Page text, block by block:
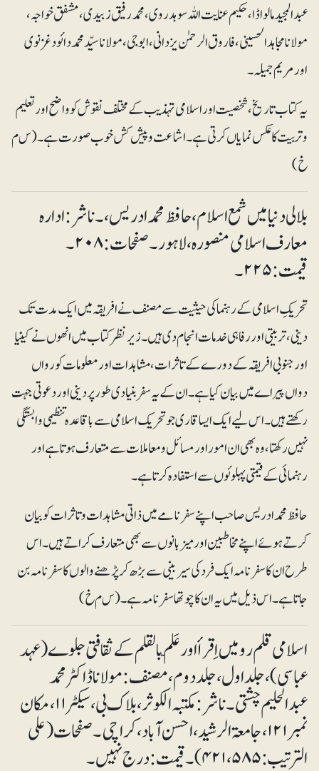
عبدالمجید مالواڈا، حکیم عنایت اللہ سوہدروی، محمد رفیق زبیدی، مشفق خواجہ،
مولانا مجاہد الحسینی، فاروق الرحمٰن یزدانی، ابوجی، مولانا سیّد محمد دائود غزنوی
اور مریم جمیلہ۔
یہ کتاب تاریخ، شخصیت اور اسلامی تہذیب کے مختلف نقوش کو واضح اور تعلیم
و تربیت کا عکس نمایاں کرتی ہے۔ اشاعت و پیش کش خوب صورت ہے۔ (س م
خ )
بلالی دنیا میں شمع اسلام، حافظ محمد ادریس ،۔ناشر: ادارہ
معارف اسلامی منصورہ ،لاہور۔ صفحات : ۲۰۸۔
قیمت:۲۲۵۔
تحریکِ اسلامی کے رہنما کی حیثیت سے مصنف نے افریقہ میں ایک مدت تک
دینی، تربیتی اور رفاہی خدمات انجام دی ہیں۔ زیرنظر کتاب میں انھوں نے کینیا
اور جنوبی افریقہ کے دورے کے تاثرات ، مشاہدات اور معلومات کو رواں
دواں پیراے میں بیان کیا ہے۔ ان کے یہ سفر بنیادی طور پر دینی اوردعوتی جہت
رکھتے ہیں۔ اس لیے ایک ایسا قاری جو تحریک اسلامی سے باقاعدہ تنظیمی وابستگی
نہیں رکھتا،وہ بھی ان امور اور مسائل ومعاملات سے متعارف ہوتا ہے اور
رہنمائی کے قیمتی پہلوئوں سے استفادہ کرتا ہے۔
حافظ محمد ادریس صاحب اپنے سفر نامے میں ذاتی مشاہدات وتاثرات کوبیان
کرتے ہوئے اپنے مخاطبین اورمیز بانوں سے بھی متعارف کراتے ہیں۔ اس
طرح ان کا سفر نامہ ایک فرد کی سیر بینی سے بڑھ کر پڑھنے والوں کا سفر نامہ بن
جاتا ہے۔ اس ذیل میں یہ ان کا چوتھا سفر نامہ ہے۔(س م خ)
اسلامی قلم رو میں اِ قرأ اور عَلّم بالقلم کے ثقافتی جلوے (عہد
عباسی ) ،جلد اول، جلددوم ، مصنف : مولانا ڈاکٹر محمد
عبدالحلیم چشتی۔ ناشر: مکتبہ الکوثر ، بلاک بی ، سیکٹر ۱۱، مکان
نمبر ۱۲۱، جامعۃ الرشید ، احسن آباد، کراچی۔ صفحات (علی
الترتیب: ۵۸۵، ۴۲۱)۔ قیمت: درج نہیں۔